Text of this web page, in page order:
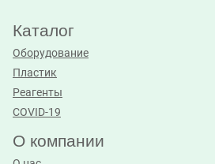
Каталог
Оборудование
Пластик
Реагенты
COVID-19
О компании